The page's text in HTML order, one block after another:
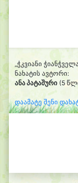
„ჭკვიანი
ნახატის ავტორი:
ანა პატაშური (5
დაამატე შენი